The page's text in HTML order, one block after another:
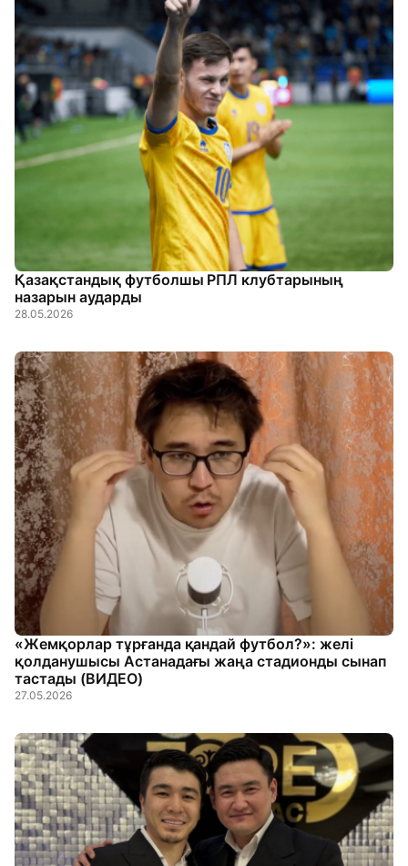
Қазақстандық футболшы РПЛ клубтарының
назарын аударды
28.05.2026
«Жемқорлар тұрғанда қандай футбол?»: желі
қолданушысы Астанадағы жаңа стадионды сынап
тастады (ВИДЕО)
27.05.2026